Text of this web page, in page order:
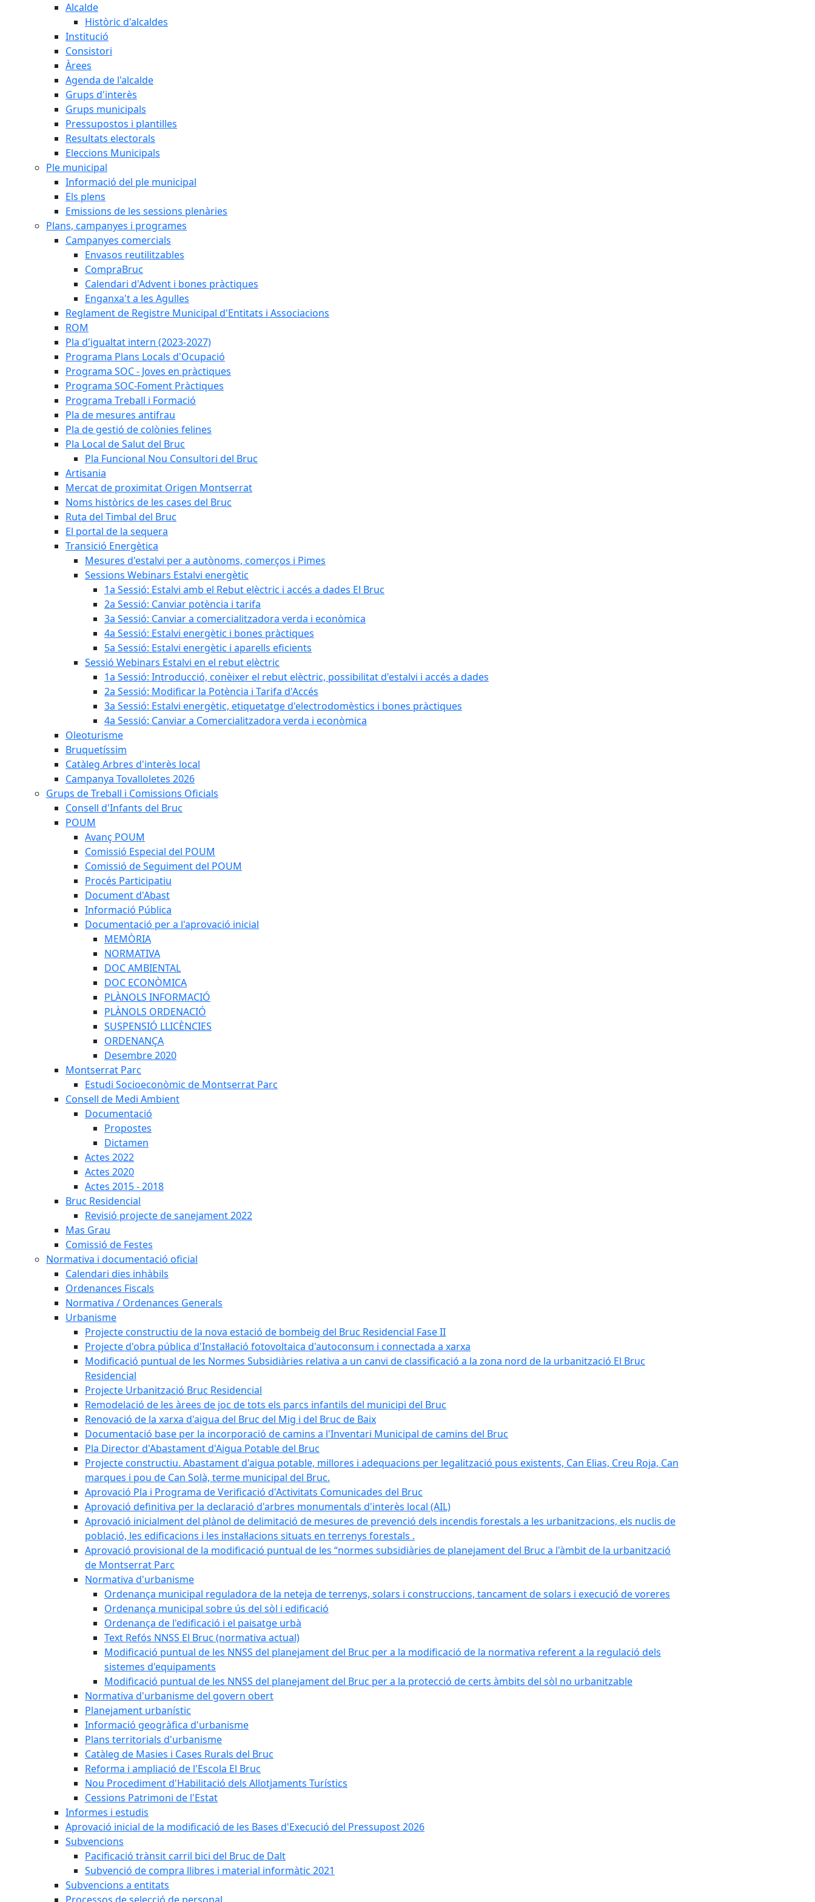
Alcalde
Històric d'alcaldes
Institució
Consistori
Àrees
Agenda de l'alcalde
Grups d'interès
Grups municipals
Pressupostos i plantilles
Resultats electorals
Eleccions Municipals
Ple municipal
Informació del ple municipal
Els plens
Emissions de les sessions plenàries
Plans, campanyes i programes
Campanyes comercials
Envasos reutilitzables
CompraBruc
Calendari d'Advent i bones pràctiques
Enganxa't a les Agulles
Reglament de Registre Municipal d'Entitats i Associacions
ROM
Pla d'igualtat intern (2023-2027)
Programa Plans Locals d'Ocupació
Programa SOC - Joves en pràctiques
Programa SOC-Foment Pràctiques
Programa Treball i Formació
Pla de mesures antifrau
Pla de gestió de colònies felines
Pla Local de Salut del Bruc
Pla Funcional Nou Consultori del Bruc
Artisania
Mercat de proximitat Origen Montserrat
Noms històrics de les cases del Bruc
Ruta del Timbal del Bruc
El portal de la sequera
Transició Energètica
Mesures d'estalvi per a autònoms, comerços i Pimes
Sessions Webinars Estalvi energètic
1a Sessió: Estalvi amb el Rebut elèctric i accés a dades El Bruc
2a Sessió: Canviar potència i tarifa
3a Sessió: Canviar a comercialitzadora verda i econòmica
4a Sessió: Estalvi energètic i bones pràctiques
5a Sessió: Estalvi energètic i aparells eficients
Sessió Webinars Estalvi en el rebut elèctric
1a Sessió: Introducció, conèixer el rebut elèctric, possibilitat d'estalvi i accés a dades
2a Sessió: Modificar la Potència i Tarifa d'Accés
3a Sessió: Estalvi energètic, etiquetatge d'electrodomèstics i bones pràctiques
4a Sessió: Canviar a Comercialitzadora verda i econòmica
Oleoturisme
Bruquetíssim
Catàleg Arbres d'interès local
Campanya Tovalloletes 2026
Grups de Treball i Comissions Oficials
Consell d'Infants del Bruc
POUM
Avanç POUM
Comissió Especial del POUM
Comissió de Seguiment del POUM
Procés Participatiu
Document d'Abast
Informació Pública
Documentació per a l'aprovació inicial
MEMÒRIA
NORMATIVA
DOC AMBIENTAL
DOC ECONÒMICA
PLÀNOLS INFORMACIÓ
PLÀNOLS ORDENACIÓ
SUSPENSIÓ LLICÈNCIES
ORDENANÇA
Desembre 2020
Montserrat Parc
Estudi Socioeconòmic de Montserrat Parc
Consell de Medi Ambient
Documentació
Propostes
Dictamen
Actes 2022
Actes 2020
Actes 2015 - 2018
Bruc Residencial
Revisió projecte de sanejament 2022
Mas Grau
Comissió de Festes
Normativa i documentació oficial
Calendari dies inhàbils
Ordenances Fiscals
Normativa / Ordenances Generals
Urbanisme
Projecte constructiu de la nova estació de bombeig del Bruc Residencial Fase II
Projecte d'obra pública d'Instal·lació fotovoltaica d'autoconsum i connectada a xarxa
Modificació puntual de les Normes Subsidiàries relativa a un canvi de classificació a la zona nord de la urbanització El Bruc
Residencial
Projecte Urbanització Bruc Residencial
Remodelació de les àrees de joc de tots els parcs infantils del municipi del Bruc
Renovació de la xarxa d'aigua del Bruc del Mig i del Bruc de Baix
Documentació base per la incorporació de camins a l'Inventari Municipal de camins del Bruc
Pla Director d'Abastament d'Aigua Potable del Bruc
Projecte constructiu. Abastament d'aigua potable, millores i adequacions per legalització pous existents, Can Elias, Creu Roja, Can
marques i pou de Can Solà, terme municipal del Bruc.
Aprovació Pla i Programa de Verificació d'Activitats Comunicades del Bruc
Aprovació definitiva per la declaració d'arbres monumentals d'interès local (AIL)
Aprovació inicialment del plànol de delimitació de mesures de prevenció dels incendis forestals a les urbanitzacions, els nuclis de
població, les edificacions i les instal·lacions situats en terrenys forestals .
Aprovació provisional de la modificació puntual de les “normes subsidiàries de planejament del Bruc a l'àmbit de la urbanització
de Montserrat Parc
Normativa d'urbanisme
Ordenança municipal reguladora de la neteja de terrenys, solars i construccions, tancament de solars i execució de voreres
Ordenança municipal sobre ús del sòl i edificació
Ordenança de l'edificació i el paisatge urbà
Text Refós NNSS El Bruc (normativa actual)
Modificació puntual de les NNSS del planejament del Bruc per a la modificació de la normativa referent a la regulació dels
sistemes d'equipaments
Modificació puntual de les NNSS del planejament del Bruc per a la protecció de certs àmbits del sòl no urbanitzable
Normativa d'urbanisme del govern obert
Planejament urbanístic
Informació geogràfica d'urbanisme
Plans territorials d'urbanisme
Catàleg de Masies i Cases Rurals del Bruc
Reforma i ampliació de l'Escola El Bruc
Nou Procediment d'Habilitació dels Allotjaments Turístics
Cessions Patrimoni de l'Estat
Informes i estudis
Aprovació inicial de la modificació de les Bases d'Execució del Pressupost 2026
Subvencions
Pacificació trànsit carril bici del Bruc de Dalt
Subvenció de compra llibres i material informàtic 2021
Subvencions a entitats